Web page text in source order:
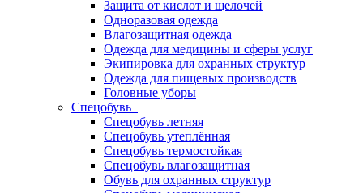
Защита от кислот и щелочей
Одноразовая одежда
Влагозащитная одежда
Одежда для медицины и сферы услуг
Экипировка для охранных структур
Одежда для пищевых производств
Головные уборы
Спецобувь
Спецобувь летняя
Спецобувь утеплённая
Спецобувь термостойкая
Спецобувь влагозащитная
Обувь для охранных структур